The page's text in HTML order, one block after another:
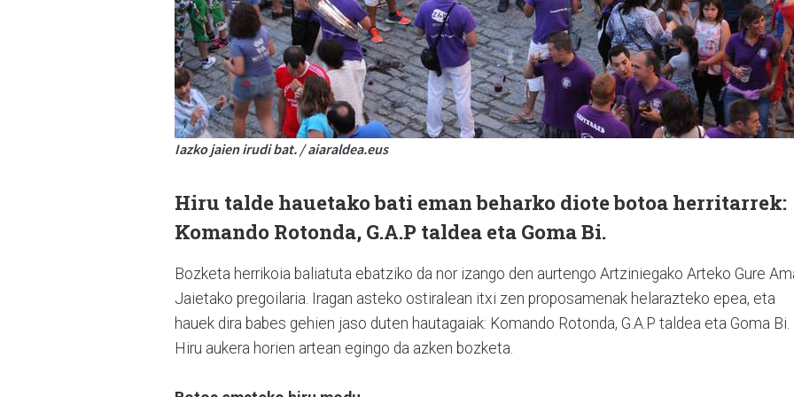
Iazko jaien irudi bat. / aiaraldea.eus
Hiru talde hauetako bati eman beharko diote botoa herritarrek:
Komando Rotonda, G.A.P taldea eta Goma Bi.
Bozketa herrikoia baliatuta ebatziko da nor izango den aurtengo Artziniegako Arteko Gure
Jaietako pregoilaria. Iragan asteko ostiralean itxi zen proposamenak helarazteko epea, eta
hauek dira babes gehien jaso duten hautagaiak: Komando Rotonda, G.A.P taldea eta Goma Bi.
Hiru aukera horien artean egingo da azken bozketa.